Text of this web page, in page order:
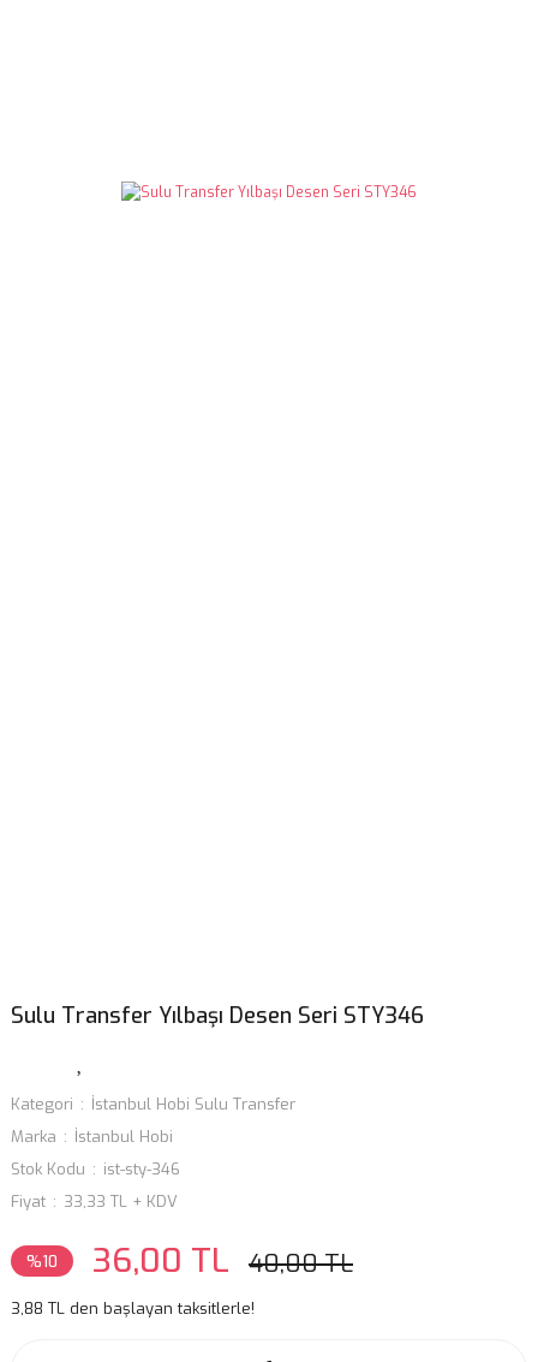
Sulu Transfer Yılbaşı Desen Seri STY346
Kategori
İstanbul Hobi Sulu Transfer
Marka
İstanbul Hobi
Stok Kodu
ist-sty-346
Fiyat
33,33 TL + KDV
%10 36,00 TL 40,00 TL
3,88 TL den başlayan taksitlerle!